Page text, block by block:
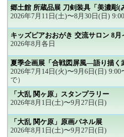
郷土館 所蔵品展 刀剣装具「美濃彫(
2026年7月11日(土)〜8月30日(日)
キッズピアおおがき 交流サロン 8月
2026年8月各日
夏季企画展「合戦図屏風―語り描く
2026年7月14日(火)〜9月6日(日) 9:00
で）
「大乱 関ヶ原」スタンプラリー
2026年8月1日(土)〜9月27日(日)
「大乱 関ケ原」原画パネル展
2026年8月1日(土)〜9月27日(日)